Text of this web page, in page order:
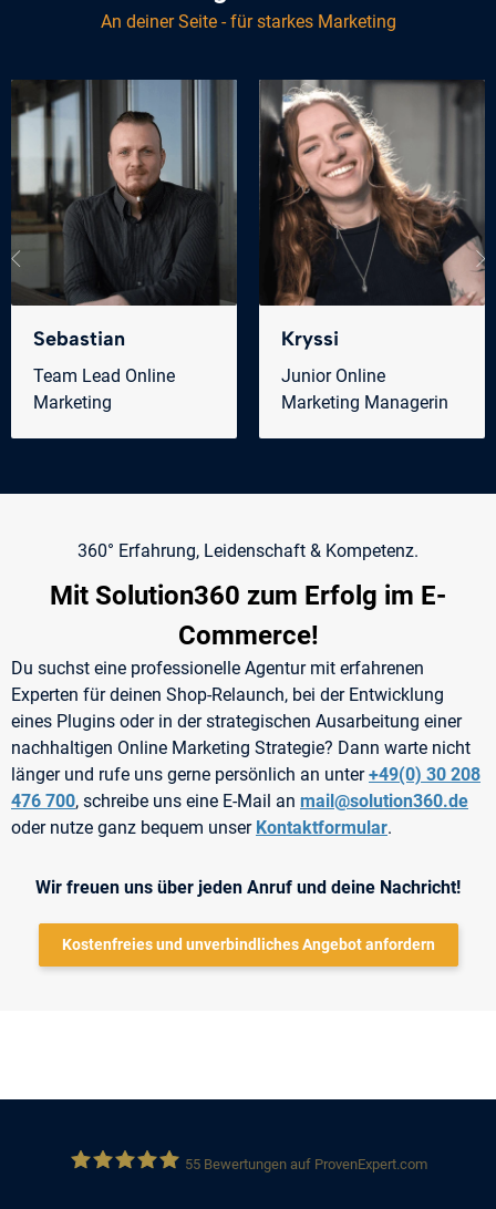
An deiner Seite - für starkes Marketing
Sebastian
Team Lead Online
Marketing
Kryssi
Junior Online
Marketing Managerin
360° Erfahrung, Leidenschaft & Kompetenz.
Mit Solution360 zum Erfolg im E-
Commerce!
Du suchst eine professionelle Agentur mit erfahrenen
Experten für deinen Shop-Relaunch, bei der Entwicklung
eines Plugins oder in der strategischen Ausarbeitung einer
nachhaltigen Online Marketing Strategie? Dann warte nicht
länger und rufe uns gerne persönlich an unter+49(0) 30 208
476 700, schreibe uns eine E-Mail an mail@solution360.de
oder nutze ganz bequem unser Kontaktformular.
Wir freuen uns über jeden Anruf und deine Nachricht!
Kostenfreies und unverbindliches Angebot anfordern
55Bewertungen auf ProvenExpert.com